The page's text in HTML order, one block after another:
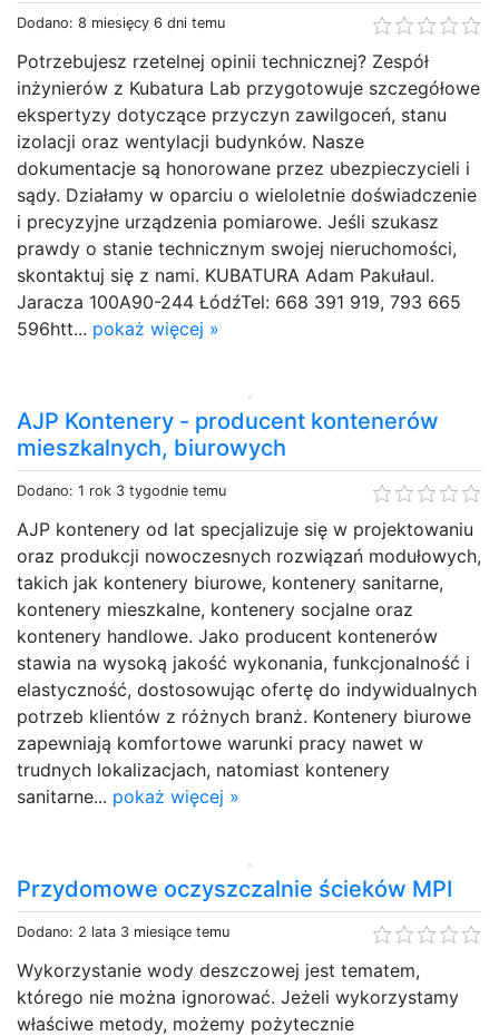
Dodano: 8 miesięcy 6 dni temu
Potrzebujesz rzetelnej opinii technicznej? Zespół
inżynierów z Kubatura Lab przygotowuje szczegółowe
ekspertyzy dotyczące przyczyn zawilgoceń, stanu
izolacji oraz wentylacji budynków. Nasze
dokumentacje są honorowane przez ubezpieczycieli i
sądy. Działamy w oparciu o wieloletnie doświadczenie
i precyzyjne urządzenia pomiarowe. Jeśli szukasz
prawdy o stanie technicznym swojej nieruchomości,
skontaktuj się z nami. KUBATURA Adam Pakułaul.
Jaracza 100A90-244 ŁódźTel: 668 391 919, 793 665
596htt... pokaż więcej »
AJP Kontenery - producent kontenerów
mieszkalnych, biurowych
Dodano: 1 rok 3 tygodnie temu
AJP kontenery od lat specjalizuje się w projektowaniu
oraz produkcji nowoczesnych rozwiązań modułowych,
takich jak kontenery biurowe, kontenery sanitarne,
kontenery mieszkalne, kontenery socjalne oraz
kontenery handlowe. Jako producent kontenerów
stawia na wysoką jakość wykonania, funkcjonalność i
elastyczność, dostosowując ofertę do indywidualnych
potrzeb klientów z różnych branż. Kontenery biurowe
zapewniają komfortowe warunki pracy nawet w
trudnych lokalizacjach, natomiast kontenery
sanitarne... pokaż więcej »
Przydomowe oczyszczalnie ścieków MPI
Dodano: 2 lata 3 miesiące temu
Wykorzystanie wody deszczowej jest tematem,
którego nie można ignorować. Jeżeli wykorzystamy
właściwe metody, możemy pożytecznie